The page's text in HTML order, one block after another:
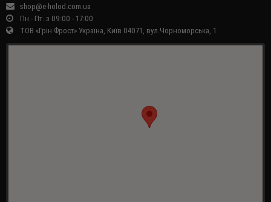
shop@e-holod.com.ua
Пн.- Пт. з 09:00 - 17:00
ТОВ «Грін Фрост» Україна, Київ 04071, вул.Чорноморська, 1